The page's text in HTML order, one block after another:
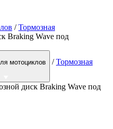
/Тормозная
Braking Wave под
мотоциклов / Тормозная
диск Braking Wave под